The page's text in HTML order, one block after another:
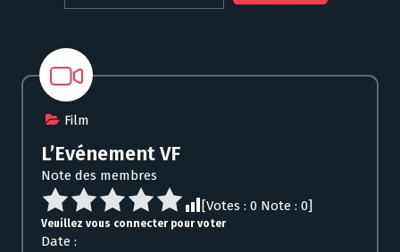
Film
L’Evénement VF
Note des membres
[Votes : 0 Note : 0]
Veuillez vous connecter pour voter
Date :